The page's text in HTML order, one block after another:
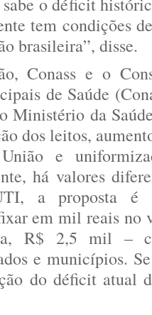
tem condições
brasileira”, disse.
Conass e o
de Saúde
Ministério da
dos leitos,
União e
há valores
a proposta é
em mil reais no
R$ 2,5 mil –
e municípios.
do déficit atual